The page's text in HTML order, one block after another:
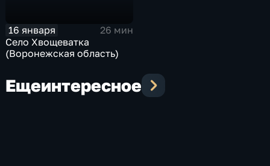
16 января
26 мин
Село Хвощеватка
(Воронежская область)
Ещеинтересное